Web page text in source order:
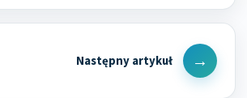
Next
Post